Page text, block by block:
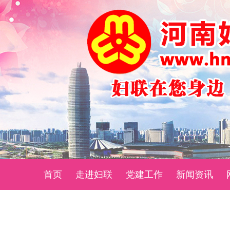
首页 走进妇联 党建工作 新闻资讯